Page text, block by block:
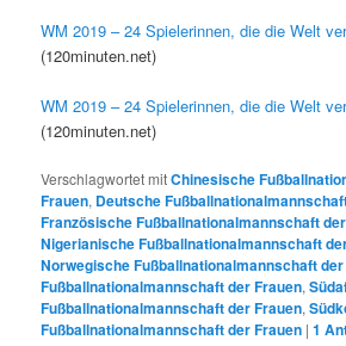
WM 2019 – 24 Spielerinnen, die die Welt
(120minuten.net)
WM 2019 – 24 Spielerinnen, die die Welt
(120minuten.net)
Verschlagwortet mitChinesische
Frauen, Deutsche
Französische Fußballnationalmannschaft
Nigerianische Fußballnationalmannschaft
Norwegische Fußballnationalmannschaft
Fußballnationalmannschaft der Frauen,
Fußballnationalmannschaft der Frauen,
Fußballnationalmannschaft der Frauen |1